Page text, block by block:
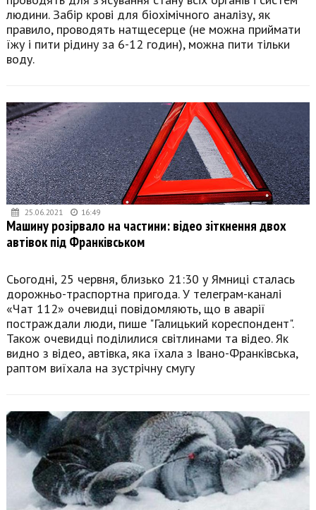
людини. Забір крові для біохімічного аналізу, як
правило, проводять натщесерце (не можна приймати
їжу і пити рідину за 6-12 годин), можна пити тільки
воду.
25.06.2021 16:49
Машину розірвало на частини: відео зіткнення двох
автівок під Франківськом
Сьогодні, 25 червня, близько 21:30 у Ямниці сталась
дорожньо-траспортна пригода. У телеграм-каналі
«Чат 112» очевидці повідомляють, що в аварії
постраждали люди, пише "Галицький кореспондент".
Також очевидці поділилися світлинами та відео. Як
видно з відео, автівка, яка їхала з Івано-Франківська,
раптом виїхала на зустрічну смугу